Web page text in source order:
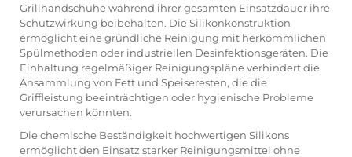
Grillhandschuhe während ihrer gesamten Einsatzdauer ihre
Schutzwirkung beibehalten. Die Silikonkonstruktion
ermöglicht eine gründliche Reinigung mit herkömmlichen
Spülmethoden oder industriellen Desinfektionsgeräten. Die
Einhaltung regelmäßiger Reinigungspläne verhindert die
Ansammlung von Fett und Speiseresten, die die
Griffleistung beeinträchtigen oder hygienische Probleme
verursachen könnten.
Die chemische Beständigkeit hochwertigen Silikons
ermöglicht den Einsatz starker Reinigungsmittel ohne